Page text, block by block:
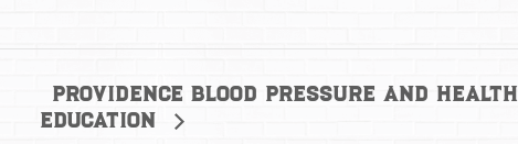
Providence Blood Pressure and Health
Education